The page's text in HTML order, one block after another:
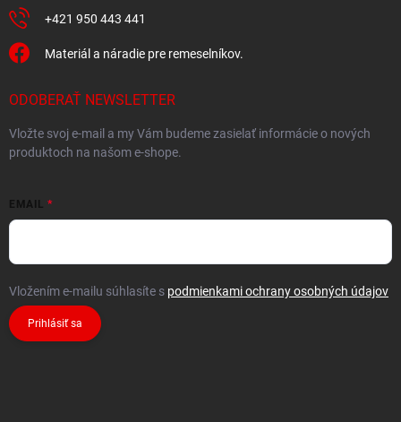
+421 950 443 441
Materiál a náradie pre remeselníkov.
ODOBERAŤ NEWSLETTER
Vložte svoj e-mail a my Vám budeme zasielať informácie o nových
produktoch na našom e-shope.
EMAIL
Vložením e-mailu súhlasíte s podmienkami ochrany osobných údajov
Prihlásiť sa